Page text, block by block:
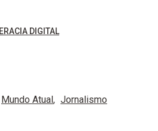
DIGITAL
Mundo Atual Jornalismo